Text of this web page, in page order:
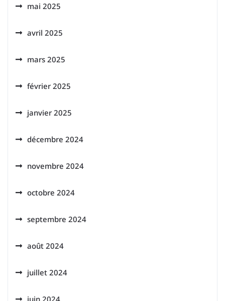
mai 2025
avril 2025
mars 2025
février 2025
janvier 2025
décembre 2024
novembre 2024
octobre 2024
septembre 2024
août 2024
juillet 2024
juin 2024